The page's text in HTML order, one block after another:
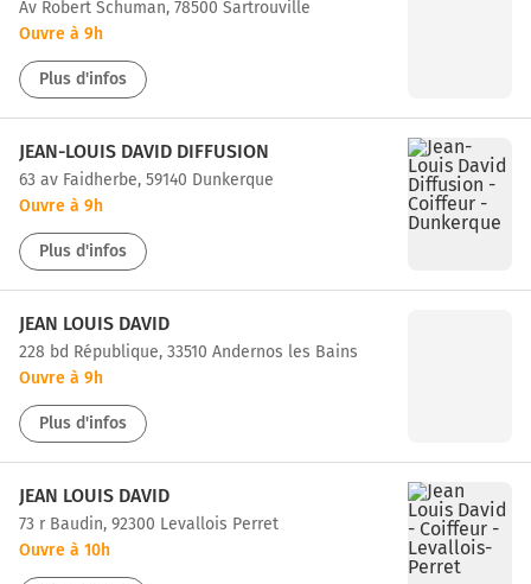
av Robert Schuman, 78500 Sartrouville
Ouvre à 9h
Plus d'infos
JEAN-LOUIS DAVID DIFFUSION
63 av Faidherbe, 59140 Dunkerque
Ouvre à 9h
Plus d'infos
JEAN LOUIS DAVID
228 bd République, 33510 Andernos les Bains
Ouvre à 9h
Plus d'infos
JEAN LOUIS DAVID
73 r Baudin, 92300 Levallois Perret
Ouvre à 10h